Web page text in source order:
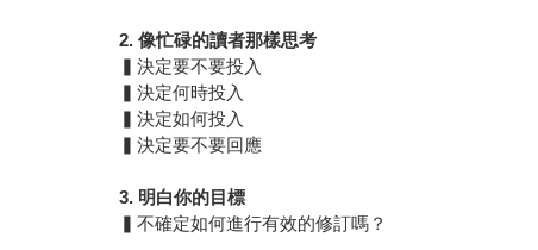
2.像忙碌的讀者那樣思考
▍決定要不要投入
▍決定何時投入
▍決定如何投入
▍決定要不要回應
3. 明白你的目標
▍不確定如何進行有效的修訂嗎？